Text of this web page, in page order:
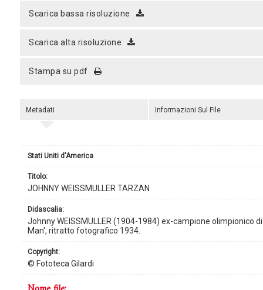
scarica bassa risoluzione
scarica alta risoluzione
stampa su pdf
Metadati
Stati Uniti d'America
titolo:
JOHNNY WEISSMULLER TARZAN
didascalia:
Johnny WEISSMULLER (1904-1984) ex-campione olimpionico
Man', ritratto fotografico 1934.
copyright:
© Fototeca Gilardi
Informazioni Sul File